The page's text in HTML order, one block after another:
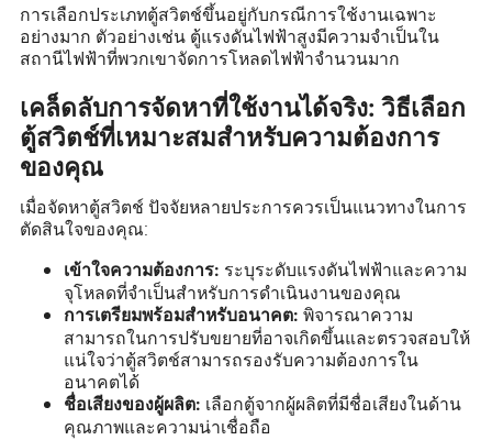
การเลือกประเภทตู้สวิตช์ขึ้นอยู่กับกรณีการใช้งานเฉพาะ
อย่างมาก ตัวอย่างเช่น ตู้แรงดันไฟฟ้าสูงมีความจำเป็นใน
สถานีไฟฟ้าที่พวกเขาจัดการโหลดไฟฟ้าจำนวนมาก
เคล็ดลับการจัดหาที่ใช้งานได้จริง: วิธีเลือก
ตู้สวิตช์ที่เหมาะสมสำหรับความต้องการ
ของคุณ
เมื่อจัดหาตู้สวิตช์ ปัจจัยหลายประการควรเป็นแนวทางในการ
ตัดสินใจของคุณ:
เข้าใจความต้องการ: ระบุระดับแรงดันไฟฟ้าและความ
จุโหลดที่จำเป็นสำหรับการดำเนินงานของคุณ
การเตรียมพร้อมสำหรับอนาคต: พิจารณาความ
สามารถในการปรับขยายที่อาจเกิดขึ้นและตรวจสอบให้
แน่ใจว่าตู้สวิตช์สามารถรองรับความต้องการใน
อนาคตได้
ชื่อเสียงของผู้ผลิต: เลือกตู้จากผู้ผลิตที่มีชื่อเสียงในด้าน
คุณภาพและความน่าเชื่อถือ